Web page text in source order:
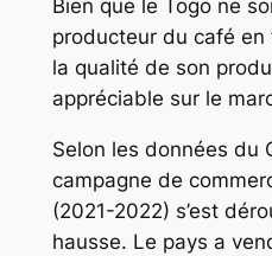
Bien que le Togo ne
producteur du café
la qualité de son
appréciable sur le
Selon les données du
campagne de
(2021-2022) s’est
hausse. Le pays a